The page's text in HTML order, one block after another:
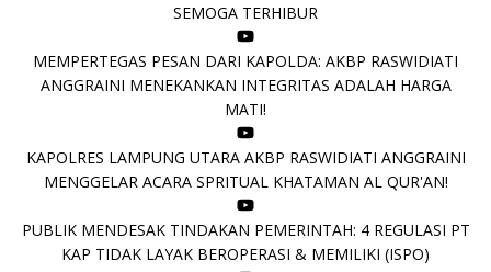
SEMOGA TERHIBUR
MEMPERTEGAS PESAN DARI KAPOLDA: AKBP RASWIDIATI
ANGGRAINI MENEKANKAN INTEGRITAS ADALAH HARGA
MATI!
KAPOLRES LAMPUNG UTARA AKBP RASWIDIATI ANGGRAINI
MENGGELAR ACARA SPRITUAL KHATAMAN AL QUR'AN!
PUBLIK MENDESAK TINDAKAN PEMERINTAH: 4 REGULASI PT
KAP TIDAK LAYAK BEROPERASI & MEMILIKI (ISPO)